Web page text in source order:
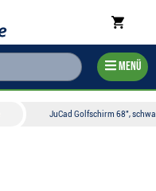
Menü
JuCad Golfschirm 68",